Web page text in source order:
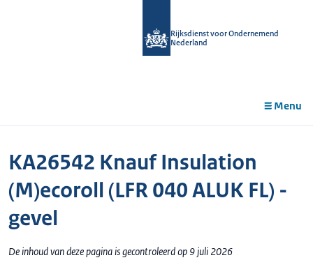
Rijksdienst voor Ondernemend
Nederland
Menu
KA26542 Knauf Insulation
(M)ecoroll (LFR 040 ALUK FL) -
gevel
De inhoud van deze pagina is gecontroleerd op 9 juli 2026